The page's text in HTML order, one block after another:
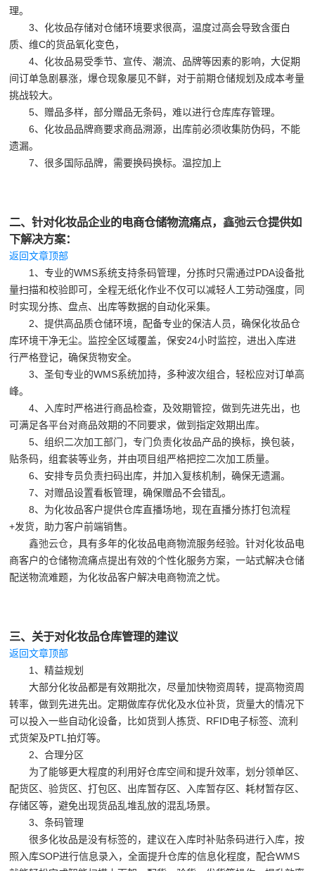
理。
3、化妆品存储对仓储环境要求很高，温度过高会导致含蛋白
质、维C的货品氧化变色，
4、化妆品易受季节、宣传、潮流、品牌等因素的影响，大促期
间订单急剧暴涨，爆仓现象屡见不鲜，对于前期仓储规划及成本考量
挑战较大。
5、赠品多样，部分赠品无条码，难以进行仓库库存管理。
6、化妆品品牌商要求商品溯源，出库前必须收集防伪码，不能
遗漏。
7、很多国际品牌，需要换码换标。温控加上
二、针对化妆品企业的电商仓储物流痛点，鑫弛云仓提供如
下解决方案：
返回文章顶部
1、专业的WMS系统支持条码管理，分拣时只需通过PDA设备批
量扫描和校验即可，全程无纸化作业不仅可以减轻人工劳动强度，同
时实现分拣、盘点、出库等数据的自动化采集。
2、提供高品质仓储环境，配备专业的保洁人员，确保化妆品仓
库环境干净无尘。监控全区域覆盖，保安24小时监控，进出入库进
行严格登记，确保货物安全。
3、圣旬专业的WMS系统加持，多种波次组合，轻松应对订单高
峰。
4、入库时严格进行商品检查，及效期管控，做到先进先出，也
可满足各平台对商品效期的不同要求，做到指定效期出库。
5、组织二次加工部门，专门负责化妆品产品的换标，换包装，
贴条码，组套装等业务，并由项目组严格把控二次加工质量。
6、安排专员负责扫码出库，并加入复核机制，确保无遗漏。
7、对赠品设置看板管理，确保赠品不会错乱。
8、为化妆品客户提供仓库直播场地，现在直播分拣打包流程
+发货，助力客户前端销售。
鑫弛云仓，具有多年的化妆品电商物流服务经验。针对化妆品电
商客户的仓储物流痛点提出有效的个性化服务方案，一站式解决仓储
配送物流难题，为化妆品客户解决电商物流之忧。
三、关于对化妆品仓库管理的建议
返回文章顶部
1、精益规划
大部分化妆品都是有效期批次，尽量加快物资周转，提高物资周
转率，做到先进先出。定期做库存优化及水位补货，货量大的情况下
可以投入一些自动化设备，比如货到人拣货、RFID电子标签、流利
式货架及PTL拍灯等。
2、合理分区
为了能够更大程度的利用好仓库空间和提升效率，划分领单区、
配货区、验货区、打包区、出库暂存区、入库暂存区、耗材暂存区、
存储区等，避免出现货品乱堆乱放的混乱场景。
3、条码管理
很多化妆品是没有标签的，建议在入库时补贴条码进行入库，按
照入库SOP进行信息录入，全面提升仓库的信息化程度，配合WMS